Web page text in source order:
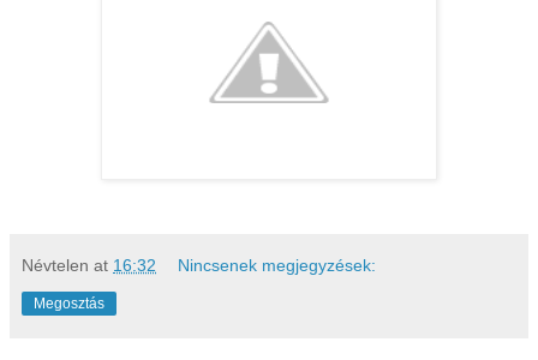
Névtelen at 16:32 Nincsenek megjegyzések:
Megosztás